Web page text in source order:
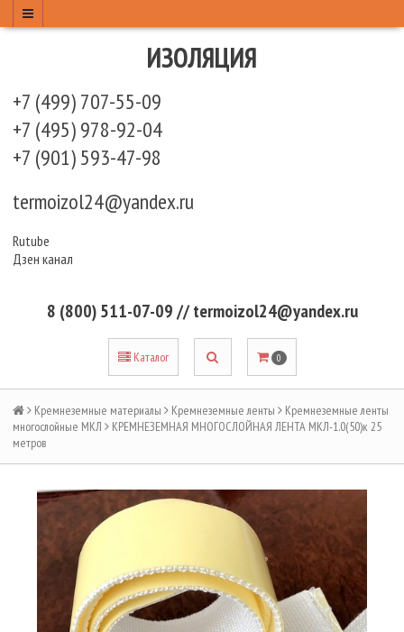
ИЗОЛЯЦИЯ
+7 (499) 707-55-09
+7 (495) 978-92-04
+7 (901) 593-47-98
termoizol24@yandex.ru
Rutube
Дзен канал
8 (800) 511-07-09 // termoizol24@yandex.ru
Каталог 0
Кремнеземные материалы Кремнеземные ленты
Кремнеземные ленты
многослойные МКЛ
КРЕМНЕЗЕМНАЯ МНОГОСЛОЙНАЯ ЛЕНТА МКЛ-1.0(50)к 25
метров